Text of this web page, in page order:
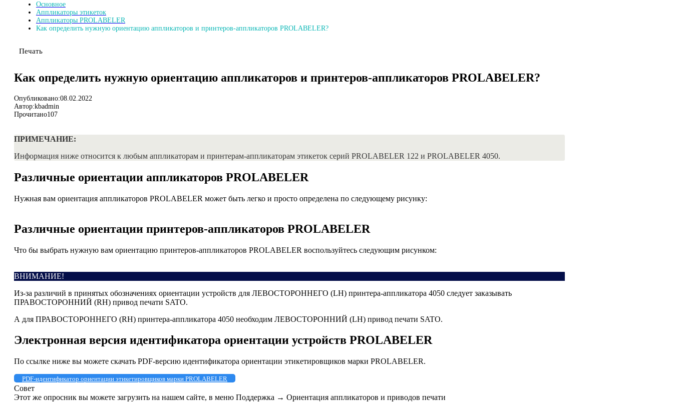
Основное
Аппликаторы этикеток
Аппликаторы PROLABELER
Как определить нужную ориентацию аппликаторов и принтеров-аппликаторов PROLABELER?
Печать
Как определить нужную ориентацию аппликаторов и принтеров-аппликаторов PROLABELER?
Опубликовано:08.02.2022
Автор:kbadmin
Прочитано107
ПРИМЕЧАНИЕ:
Информация ниже относится к любым аппликаторам и принтерам-аппликаторам этикеток серий PROLABELER 122 и PROLABELER 4050.
Различные ориентации аппликаторов PROLABELER
Нужная вам ориентация аппликаторов PROLABELER может быть легко и просто определена по следующему рисунку:
Различные ориентации принтеров-аппликаторов PROLABELER
Что бы выбрать нужную вам ориентацию принтеров-аппликаторов PROLABELER воспользуйтесь следующим рисунком:
ВНИМАНИЕ!
Из-за различий в принятых обозначениях ориентации устройств для ЛЕВОСТОРОННЕГО (LH) принтера-аппликатора 4050 следует заказывать
ПРАВОСТОРОННИЙ (RH) привод печати SATO.
А для ПРАВОСТОРОННЕГО (RH) принтера-аппликатора 4050 необходим ЛЕВОСТОРОННИЙ (LH) привод печати SATO.
Электронная версия идентификатора ориентации устройств PROLABELER
По ссылке ниже вы можете скачать PDF-версию идентификатора ориентации этикетировщиков марки PROLABELER.
PDF-идентификатор ориентации этикетировщиков марки PROLABELER
Совет
Этот же опросник вы можете загрузить на нашем сайте, в меню Поддержка → Ориентация аппликаторов и приводов печати